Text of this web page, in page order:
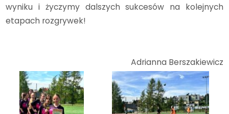
wyniku i życzymy dalszych sukcesów na kolejnych
etapach rozgrywek!
Adrianna Berszakiewicz